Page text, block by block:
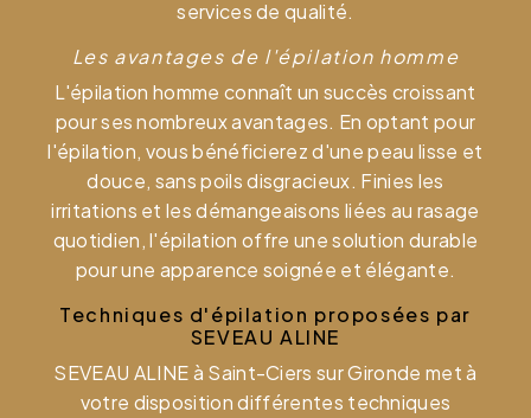
services de qualité.
Les avantages de l'épilation homme
L'épilation homme connaît un succès croissant
pour ses nombreux avantages. En optant pour
l'épilation, vous bénéficierez d'une peau lisse et
douce, sans poils disgracieux. Finies les
irritations et les démangeaisons liées au rasage
quotidien, l'épilation offre une solution durable
pour une apparence soignée et élégante.
Techniques d'épilation proposées par
SEVEAU ALINE
SEVEAU ALINE à Saint-Ciers sur Gironde met à
votre disposition différentes techniques